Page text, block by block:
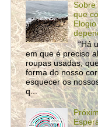
Sobre
que
“Há
em que é preciso
roupas usadas,
forma do nosso
esquecer os
q...